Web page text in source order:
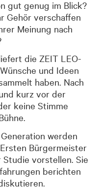
gut genug im Blick?
Gehör verschaffen
Meinung nach
die ZEIT LEO-
und Ideen
haben. Nach
kurz vor der
keine Stimme
werden
Bürgermeister
vorstellen. Sie
berichten